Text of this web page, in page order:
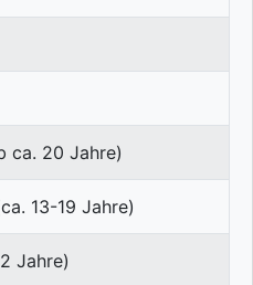
ca. 20 Jahre)
13-19 Jahre)
Jahre)